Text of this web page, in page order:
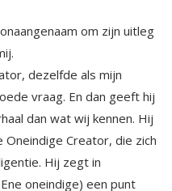
om zijn uitleg
dezelfde als mijn
vraag. En dan geeft hij
dan wat wij kennen. Hij
Creator, die zich
Hij zegt in
oneindige) een punt
zijn in oneindige
bewust en begint te
zon, die zich weer
ook weer elk kunnen
zonnen. In andere
stapje verder weg van
het begin was er niet
woord is de geuite
creatie. Gedachten